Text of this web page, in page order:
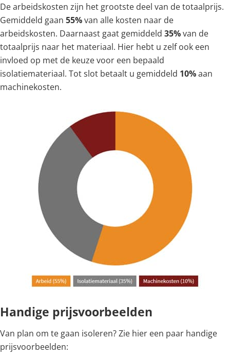
De arbeidskosten zijn het grootste deel van de totaalprijs.
Gemiddeld gaan 55%van alle kosten naar de
arbeidskosten. Daarnaast gaat gemiddeld 35%van de
totaalprijs naar het materiaal. Hier hebt u zelf ook een
invloed op met de keuze voor een bepaald
isolatiemateriaal. Tot slot betaalt u gemiddeld 10%aan
machinekosten.
Handige prijsvoorbeelden
Van plan om te gaan isoleren? Zie hier een paar handige
prijsvoorbeelden: